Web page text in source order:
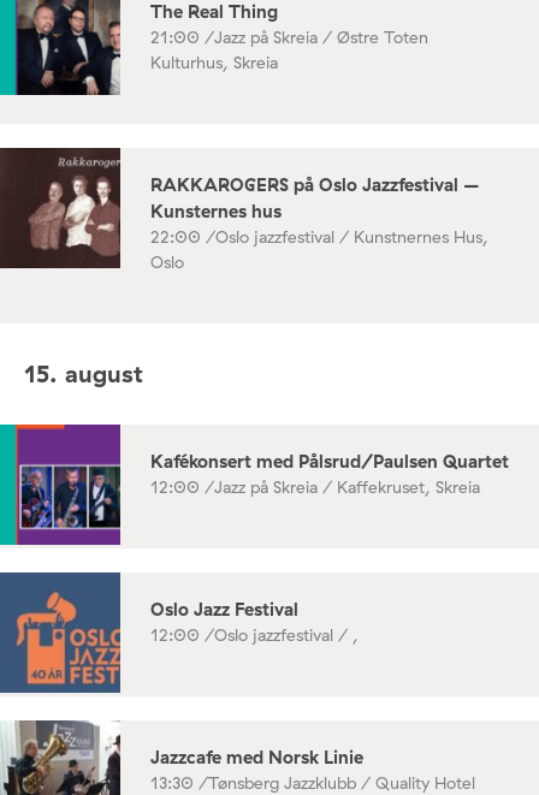
The Real Thing
21:00 /Jazz på Skreia / Østre Toten
Kulturhus, Skreia
RAKKAROGERS på Oslo Jazzfestival –
Kunsternes hus
22:00 /Oslo jazzfestival / Kunstnernes Hus,
Oslo
15. august
Kafékonsert med Pålsrud/Paulsen Quartet
12:00 /Jazz på Skreia / Kaffekruset, Skreia
Oslo Jazz Festival
12:00 /Oslo jazzfestival / ,
Jazzcafe med Norsk Linie
13:30 /Tønsberg Jazzklubb / Quality Hotel